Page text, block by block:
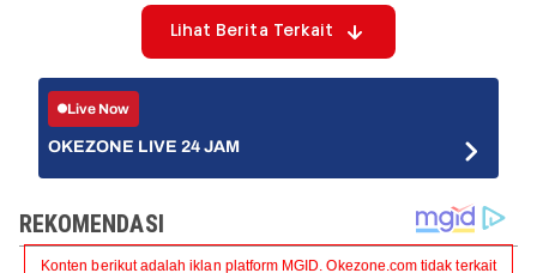
Lihat Berita Terkait
Live Now
OKEZONE LIVE 24 JAM